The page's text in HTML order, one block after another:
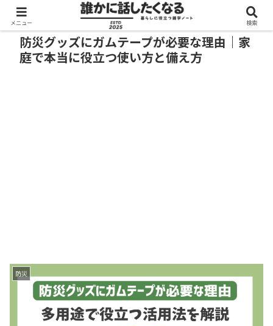
防災グッズにガムテープが必要な理由｜家
庭で本当に役立つ使い方と備え方
防災
メニュー 検索